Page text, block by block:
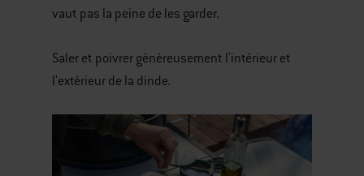
vaut pas la peine de les garder.
Saler et poivrer généreusement l'intérieur et
l'extérieur de la dinde.